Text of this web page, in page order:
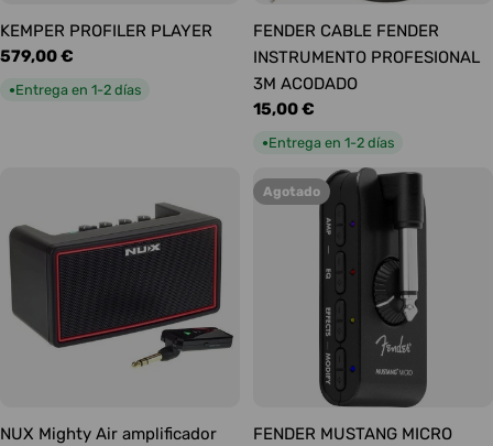
KEMPER PROFILER PLAYER
Precio
habitual
579,00 €
●Entrega en 1-2 días
FENDER CABLE FENDER
INSTRUMENTO PROFESIONAL
3M ACODADO
Precio
habitual
15,00 €
●Entrega en 1-2 días
NUX Mighty Air amplificador
Agotado
FENDER MUSTANG MICRO